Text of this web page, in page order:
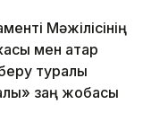
Мәжілісінің
мен Қатар
туралы
заң жобасы